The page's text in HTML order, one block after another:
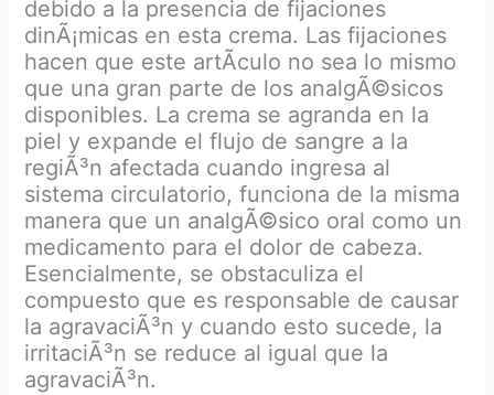
debido a la presencia de fijaciones
dinÃ¡micas en esta crema. Las fijaciones
hacen que este artÃ­culo no sea lo mismo
que una gran parte de los analgÃ©sicos
disponibles. La crema se agranda en la
piel y expande el flujo de sangre a la
regiÃ³n afectada cuando ingresa al
sistema circulatorio, funciona de la misma
manera que un analgÃ©sico oral como un
medicamento para el dolor de cabeza.
Esencialmente, se obstaculiza el
compuesto que es responsable de causar
la agravaciÃ³n y cuando esto sucede, la
irritaciÃ³n se reduce al igual que la
agravaciÃ³n.